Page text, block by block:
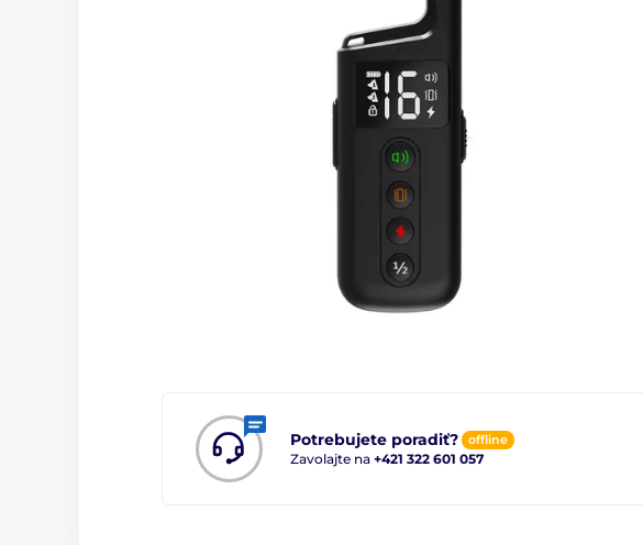
Potrebujete poradiť? offline
Zavolajte na +421 322 601 057